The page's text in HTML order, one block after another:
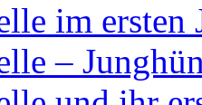
im ersten
–